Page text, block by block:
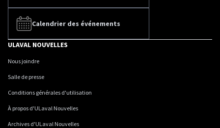
Calendrier des événements
ULAVAL NOUVELLES
Nous joindre
Salle de presse
Conditions générales d'utilisation
À propos d'ULaval Nouvelles
Archives d'ULaval Nouvelles